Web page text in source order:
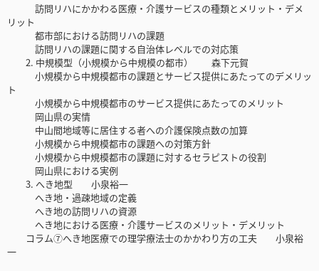
訪問リハにかかわる医療・介護サービスの種類とメリット・デメ
リット
都市部における訪問リハの課題
訪問リハの課題に関する自治体レベルでの対応策
2. 中規模型（小規模から中規模の都市） 森下元賀
小規模から中規模都市の課題とサービス提供にあたってのデメリッ
ト
小規模から中規模都市のサービス提供にあたってのメリット
岡山県の実情
中山間地域等に居住する者への介護保険点数の加算
小規模から中規模都市の課題への対策方針
小規模から中規模都市の課題に対するセラピストの役割
岡山県における実例
3. へき地型 小泉裕一
へき地・過疎地域の定義
へき地の訪問リハの資源
へき地における医療・介護サービスのメリット・デメリット
コラム⑦へき地医療での理学療法士のかかわり方の工夫 小泉裕
一